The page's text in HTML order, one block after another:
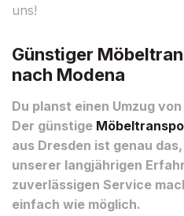
uns!
Günstiger
nach Modena
Du planst einen Umzug
Der günstige
aus Dresden ist genau
unserer langjährigen
zuverlässigen Service
einfach wie möglich.